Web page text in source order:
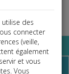
des
connecter
(veille,
également
et vous
Vous